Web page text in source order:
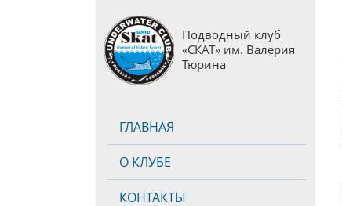
Подводный клуб
«СКАТ» им. Валерия
Тюрина
ГЛАВНАЯ
О КЛУБЕ
КОНТАКТЫ